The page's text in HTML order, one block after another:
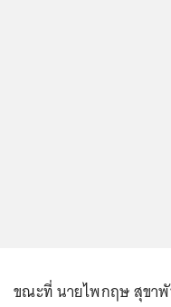
ขณะที่ นายไพกฤษ สุขาพั